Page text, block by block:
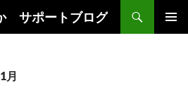
サポートブログ
月